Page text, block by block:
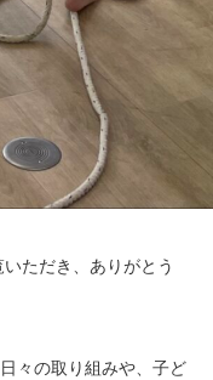
ただき、ありがとう
々の取り組みや、子ど